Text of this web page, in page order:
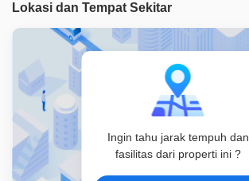
Lokasi dan Tempat Sekitar
Ingin tahu jarak tempuh dan
fasilitas dari properti ini ?